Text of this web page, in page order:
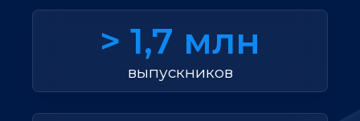
> 1,7 млн
выпускников